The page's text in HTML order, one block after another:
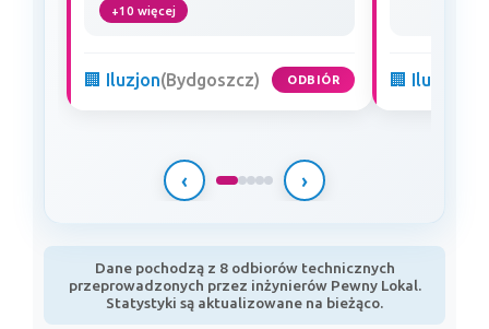
+10 więcej
🏢 Iluzjon(Bydgoszcz) ODBIÓR 🏢 Iluzjon
‹ ›
Dane pochodzą z 8 odbiorów technicznych
przeprowadzonych przez inżynierów Pewny Lokal.
Statystyki są aktualizowane na bieżąco.